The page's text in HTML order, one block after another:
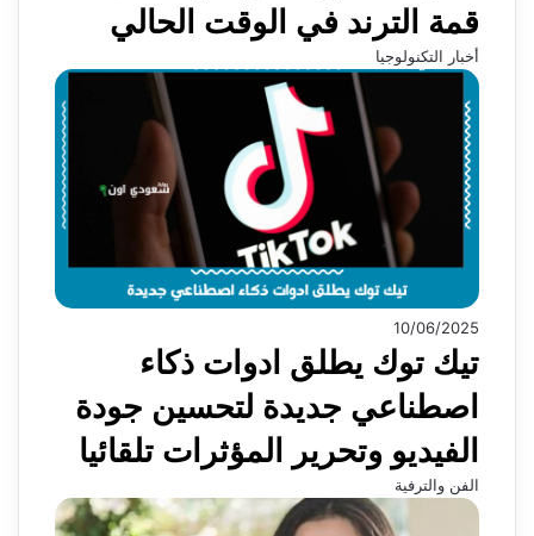
قمة الترند في الوقت الحالي
أخبار التكنولوجيا
10/06/2025
تيك توك يطلق ادوات ذكاء
اصطناعي جديدة لتحسين جودة
الفيديو وتحرير المؤثرات تلقائيا
الفن والترفية